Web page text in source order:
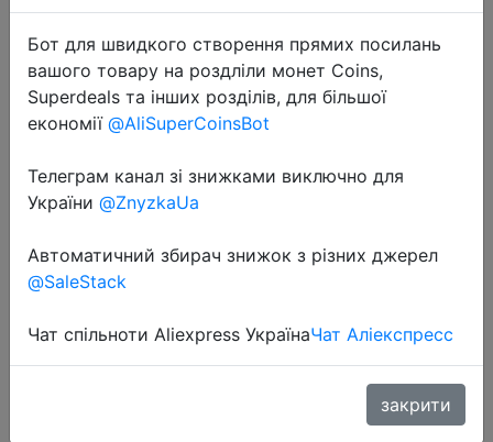
2019-12-17
камера оптический поток 1080P
HD Двойная камера воздушная
видео RC Квадрокоптер самолет
Квадрокоптер игрушки.
$43.75
Бот для швидкого створення прямих посилань
вашого товару на роздліли монет Coins,
Superdeals та інших розділів, для більшої
економії @AliSuperCoinsBot
Телеграм канал зі знижками виключно для
України @ZnyzkaUa
Автоматичний збирач знижок з різних джерел
@SaleStack
Чат спільноти Aliexpress УкраїнаЧат Аліекспресс
закрити